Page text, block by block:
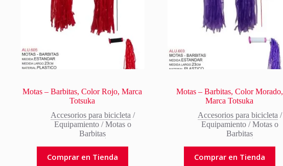
Motas – Barbitas, Color Rojo, Marca
Totsuka
Accesorios para bicicleta /
Equipamiento/Motas o
Barbitas
Comprar en Tienda
Motas – Barbitas, Color Morado,
Marca Totsuka
Accesorios para bicicleta /
Equipamiento/Motas o
Barbitas
Comprar en Tienda